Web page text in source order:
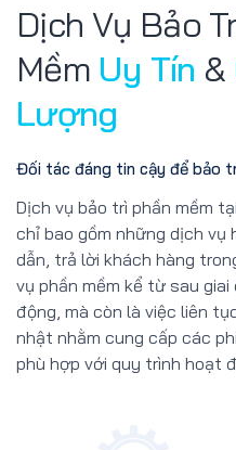
Dịch Vụ Bảo
Mềm Uy Tín &
Lượng
Đối tác đáng tin cậy để bảo
Dịch vụ bảo trì phần mềm
chỉ bao gồm những dịch
dẫn, trả lời khách hàng
vụ phần mềm kể từ sau
động, mà còn là việc liên
nhật nhằm cung cấp các
phù hợp với quy trình hoạt